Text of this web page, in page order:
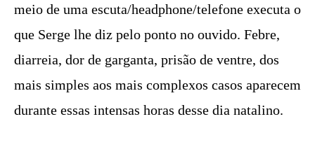
meio de uma escuta/headphone/telefone executa o
que Serge lhe diz pelo ponto no ouvido. Febre,
diarreia, dor de garganta, prisão de ventre, dos
mais simples aos mais complexos casos aparecem
durante essas intensas horas desse dia natalino.